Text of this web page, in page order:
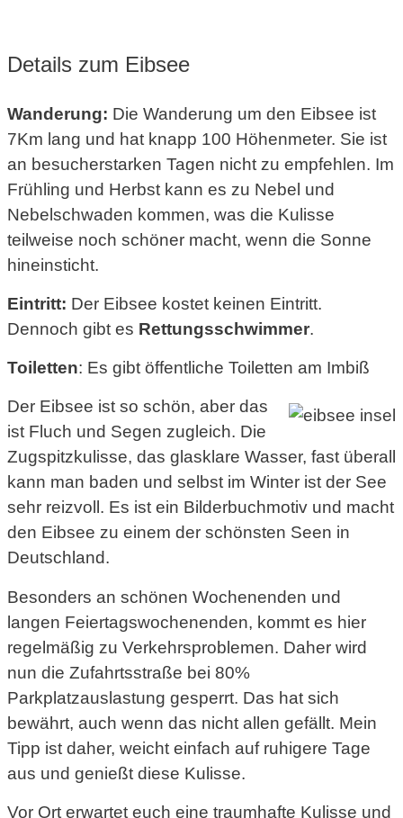
Details zum Eibsee
Wanderung: Die Wanderung um den Eibsee ist
7Km lang und hat knapp 100 Höhenmeter. Sie ist
an besucherstarken Tagen nicht zu empfehlen. Im
Frühling und Herbst kann es zu Nebel und
Nebelschwaden kommen, was die Kulisse
teilweise noch schöner macht, wenn die Sonne
hineinsticht.
Eintritt: Der Eibsee kostet keinen Eintritt.
Dennoch gibt es Rettungsschwimmer.
Toiletten: Es gibt öffentliche Toiletten am Imbiß
Der Eibsee ist so schön, aber das
ist Fluch und Segen zugleich. Die
Zugspitzkulisse, das glasklare Wasser, fast überall
kann man baden und selbst im Winter ist der See
sehr reizvoll. Es ist ein Bilderbuchmotiv und macht
den Eibsee zu einem der schönsten Seen in
Deutschland.
Besonders an schönen Wochenenden und
langen Feiertagswochenenden, kommt es hier
regelmäßig zu Verkehrsproblemen. Daher wird
nun die Zufahrtsstraße bei 80%
Parkplatzauslastung gesperrt. Das hat sich
bewährt, auch wenn das nicht allen gefällt. Mein
Tipp ist daher, weicht einfach auf ruhigere Tage
aus und genießt diese Kulisse.
Vor Ort erwartet euch eine traumhafte Kulisse und